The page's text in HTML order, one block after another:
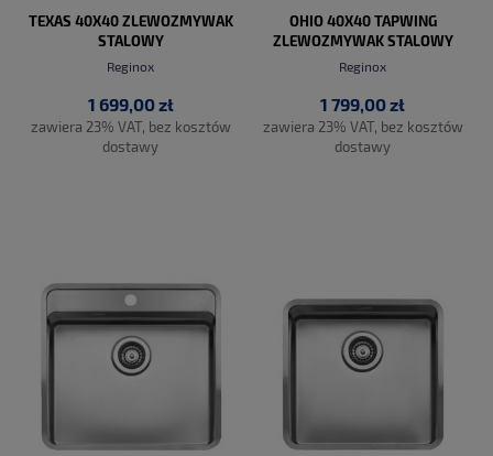
TEXAS 40X40 ZLEWOZMYWAK
STALOWY
Reginox
1 699,00 zł
zawiera 23% VAT, bez kosztów
dostawy
OHIO 40X40 TAPWING
ZLEWOZMYWAK STALOWY
Reginox
1 799,00 zł
zawiera 23% VAT, bez kosztów
dostawy